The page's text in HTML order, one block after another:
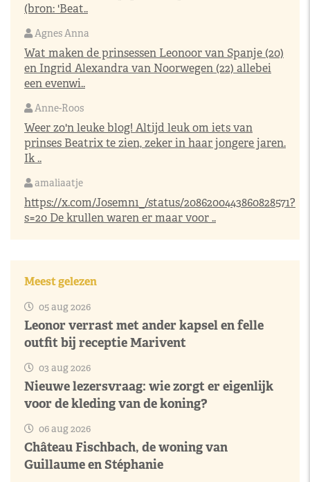
(bron: 'Beat..
Agnes Anna
Wat maken de prinsessen Leonoor van Spanje (20)
en Ingrid Alexandra van Noorwegen (22) allebei
een evenwi..
Anne-Roos
Weer zo'n leuke blog! Altijd leuk om iets van
prinses Beatrix te zien, zeker in haar jongere jaren.
Ik ..
amaliaatje
https://x.com/Josemn1_/status/2086200443860828571?
s=20 De krullen waren er maar voor ..
Meest gelezen
05 aug 2026
Leonor verrast met ander kapsel en felle
outfit bij receptie Marivent
03 aug 2026
Nieuwe lezersvraag: wie zorgt er eigenlijk
voor de kleding van de koning?
06 aug 2026
Château Fischbach, de woning van
Guillaume en Stéphanie